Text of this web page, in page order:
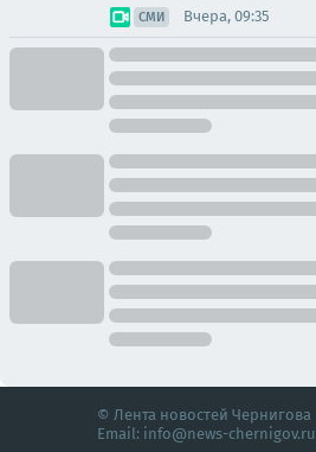
СМИ Вчера, 09:35
© Лента новостей Чернигова
Email: info@news-chernigov.ru